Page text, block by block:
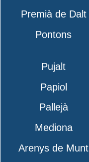
Premià de Dalt
Pontons
Pujalt
Papiol
Pallejà
Mediona
Arenys de Munt